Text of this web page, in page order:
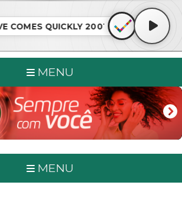
COMES QUICKLY 2001 REMASTER •
MENU
MENU